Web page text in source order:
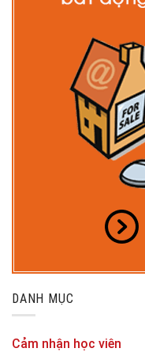
DANH MỤC
Cảm nhận học viên